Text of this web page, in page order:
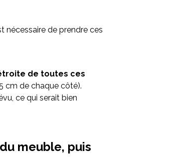
nécessaire de prendre ces
de toutes ces
cm de chaque côté).
ce qui serait bien
meuble, puis